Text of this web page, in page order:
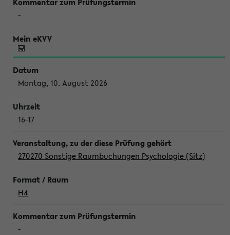
-
Montag, 10. August 2026
16-17
270270 Sonstige Raumbuchungen Psychologie (Sitz)
H4
-